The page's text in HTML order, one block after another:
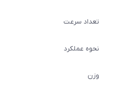
تعداد سرعت
نحوه عملکرد
وزن